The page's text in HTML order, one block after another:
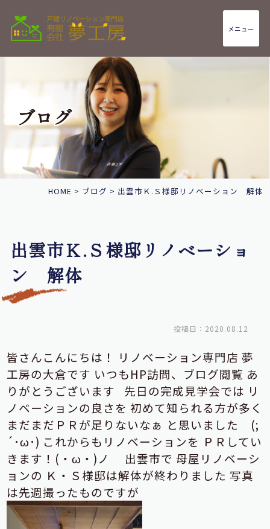
メニュー
ブログ
HOME > ブログ > 出雲市Ｋ.Ｓ様邸リノベーション 解体
出雲市Ｋ.Ｓ様邸リノベーショ
ン 解体
投稿日：2020.08.12
皆さんこんにちは！ リノベーション専門店 夢
工房の大倉です いつもHP訪問、ブログ閲覧 あ
りがとうございます
先日の完成見学会では リ
ノベーションの良さを 初めて知られる方が多く
まだまだＰＲが足りないなぁ と思いました (;
´･ω･) これからもリノベーションを ＰＲしてい
きます！(・ω・)ノ
出雲市で 母屋リノベーシ
ョンの Ｋ・Ｓ様邸は解体が終わりました 写真
は先週撮ったものですが